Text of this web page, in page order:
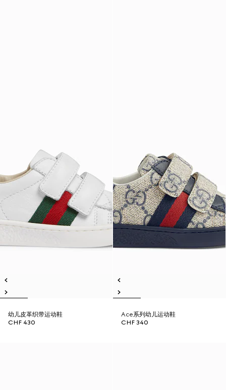
幼儿皮革织带运动鞋
CHF 430
Ace系列幼儿运动鞋
CHF 340